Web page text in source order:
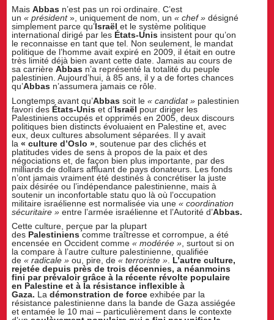
MaisAbbas n’est pas un roi ordinaire. C’est
un« président», uniquement de nom, un« chef » désigné
simplement parce qu’Israël et le système politique
international dirigé par les États-Unis insistent pour qu’on
le reconnaisse en tant que tel. Non seulement, le mandat
politique de l’homme avait expiré en 2009, il était en outre
très limité déjà bien avant cette date. Jamais au cours de
sa carrièreAbbas n’a représenté la totalité du peuple
palestinien. Aujourd’hui, à 85 ans, il y a de fortes chances
qu’Abbas n’assumera jamais ce rôle.
Longtemps avant qu’Abbas soit le « candidat » palestinien
favori des États-Unis et d’Israël pour diriger les
Palestiniens occupés et opprimés en 2005, deux discours
politiques bien distincts évoluaient en Palestine et, avec
eux, deux cultures absolument séparées. Il y avait
la « culture d’Oslo » , soutenue par des clichés et
platitudes vides de sens à propos de la paix et des
négociations et, de façon bien plus importante, par des
milliards de dollars affluant de pays donateurs. Les fonds
n’ont jamais vraiment été destinés à concrétiser la juste
paix désirée ou l’indépendance palestinienne, mais à
soutenir un inconfortable statu quo là où l’occupation
militaire israélienne est normalisée via une« coordination
sécuritaire » entre l’armée israélienne et l’Autorité d’Abbas.
Cette culture, perçue par la plupart
des Palestinienscomme traîtresse et corrompue, a été
encensée en Occident comme« modérée », surtout si on
la compare à l’autre culture palestinienne, qualifiée
de « radicale » ou, pire, de« terroriste ». L’autre culture,
rejetée depuis près de trois décennies, a néanmoins
fini par prévaloir grâce à la récente révolte populaire
en Palestine et à la résistance inflexible à
Gaza. Ladémonstration de force exhibée par la
résistance palestinienne dans la bande de Gaza assiégée
et entamée le 10 mai – particulièrement dans le contexte